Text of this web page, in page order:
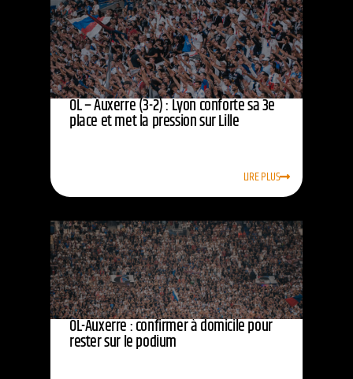
OL – Auxerre (3-2) : Lyon conforte sa 3e
place et met la pression sur Lille
LIRE PLUS
OL-Auxerre : confirmer à domicile pour
rester sur le podium